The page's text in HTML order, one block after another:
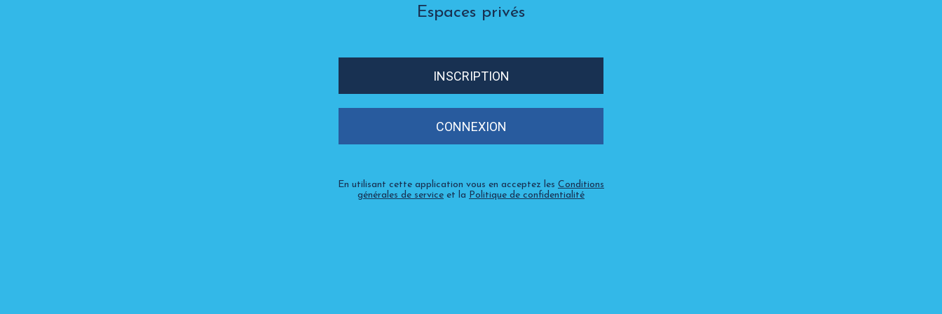
Espaces privés
INSCRIPTION
CONNEXION
En utilisant cette application vous en acceptez les Conditions
générales de service et la Politique de confidentialité